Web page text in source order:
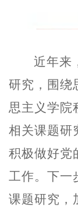
近年来
研究，围绕
思主义学院
相关课题研
积极做好党
工作。下一
课题研究，